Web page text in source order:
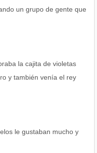
un grupo de gente que
la cajita de violetas
y también venía el rey
le gustaban mucho y